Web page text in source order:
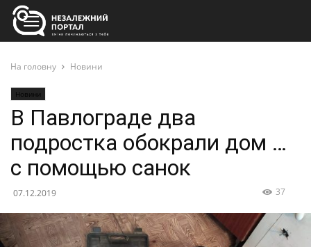
На головну Новини
Новини
В Павлограде два
подростка обокрали дом …
с помощью санок
07.12.2019 37